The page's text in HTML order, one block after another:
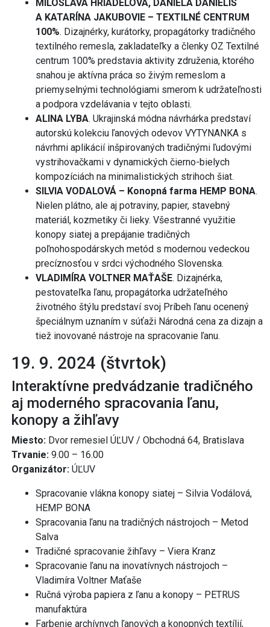
MILOSLAVA HRIADELOVÁ, DANIELA DANIELIS
A KATARÍNA JAKUBOVIE – TEXTILNÉ CENTRUM
100%. Dizajnérky, kurátorky, propagátorky tradičného
textilného remesla, zakladateľky a členky OZ Textilné
centrum 100% predstavia aktivity združenia, ktorého
snahou je aktívna práca so živým remeslom a
priemyselnými technológiami smerom k udržateľnosti
a podpora vzdelávania v tejto oblasti.
ALINA LYBA. Ukrajinská módna návrhárka predstaví
autorskú kolekciu ľanových odevov VYTYNANKA s
návrhmi aplikácií inšpirovaných tradičnými ľudovými
vystrihovačkami v dynamických čierno-bielych
kompozíciách na minimalistických strihoch šiat.
SILVIA VODALOVÁ – Konopná farma HEMP BONA.
Nielen plátno, ale aj potraviny, papier, stavebný
materiál, kozmetiky či lieky. Všestranné využitie
konopy siatej a prepájanie tradičných
poľnohospodárskych metód s modernou vedeckou
precíznosťou v srdci východného Slovenska.
VLADIMÍRA VOLTNER MAŤAŠE. Dizajnérka,
pestovateľka ľanu, propagátorka udržateľného
životného štýlu predstaví svoj Príbeh ľanu ocenený
špeciálnym uznaním v súťaži Národná cena za dizajn a
tiež inovované nástroje na spracovanie ľanu.
19. 9. 2024 (štvrtok)
Interaktívne predvádzanie tradičného
aj moderného spracovania ľanu,
konopy a žihľavy
Miesto: Dvor remesiel ÚĽUV / Obchodná 64, Bratislava
Trvanie: 9.00 – 16.00
Organizátor: ÚĽUV
Spracovanie vlákna konopy siatej – Silvia Vodálová,
HEMP BONA
Spracovania ľanu na tradičných nástrojoch – Metod
Salva
Tradičné spracovanie žihľavy – Viera Kranz
Spracovanie ľanu na inovatívnych nástrojoch –
Vladimíra Voltner Maťaše
Ručná výroba papiera z ľanu a konopy – PETRUS
manufaktúra
Farbenie archívnych ľanových a konopných textílií,